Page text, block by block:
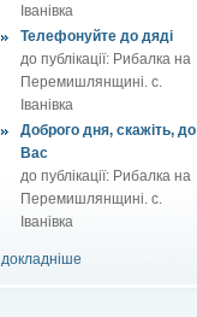
Іванівка
Телефонуйте до дяді
до публікації: Рибалка на
Перемишлянщині. с.
Іванівка
Доброго дня, скажіть, до
Вас
до публікації: Рибалка на
Перемишлянщині. с.
Іванівка
докладніше